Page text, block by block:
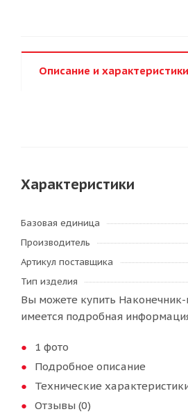
Описание и характеристики
Характеристики
Базовая единица
Производитель
Артикул поставщика
Тип изделия
Вы можете купить
имеется подробная
1 фото
Подробное описание
Технические
Отзывы (0)